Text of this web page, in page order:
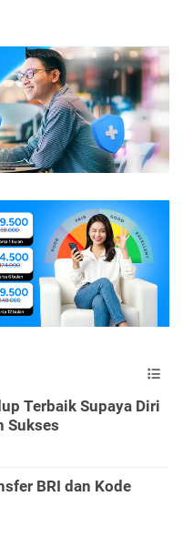
Terbaik Supaya Diri
Sukses
BRI dan Kode